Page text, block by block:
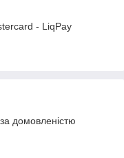
- LiqPay
домовленістю